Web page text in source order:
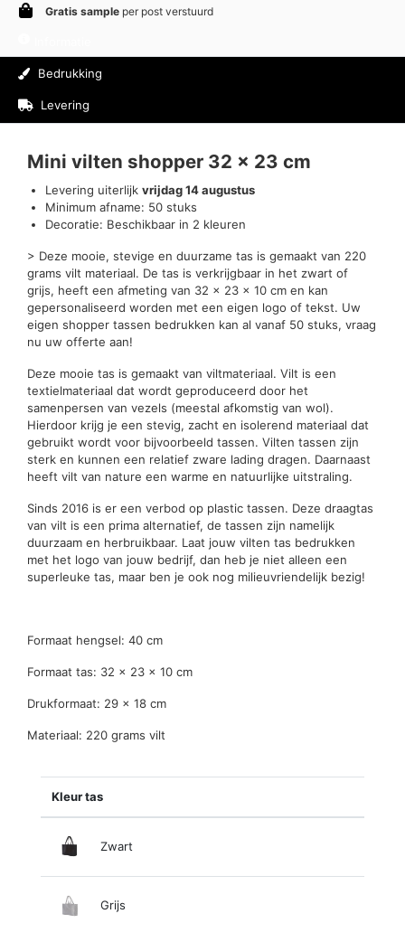
Gratis sample per post verstuurd
Bedrukking
Levering
Mini vilten shopper 32 x 23 cm
Levering uiterlijk vrijdag 14 augustus
Minimum afname: 50 stuks
Decoratie: Beschikbaar in 2 kleuren
> Deze mooie, stevige en duurzame tas is gemaakt van 220
grams vilt materiaal. De tas is verkrijgbaar in het zwart of
grijs, heeft een afmeting van 32 x 23 x 10 cm en kan
gepersonaliseerd worden met een eigen logo of tekst. Uw
eigen shopper tassen bedrukken kan al vanaf 50 stuks, vraag
nu uw offerte aan!
Deze mooie tas is gemaakt van viltmateriaal. Vilt is een
textielmateriaal dat wordt geproduceerd door het
samenpersen van vezels (meestal afkomstig van wol).
Hierdoor krijg je een stevig, zacht en isolerend materiaal dat
gebruikt wordt voor bijvoorbeeld tassen. Vilten tassen zijn
sterk en kunnen een relatief zware lading dragen. Daarnaast
heeft vilt van nature een warme en natuurlijke uitstraling.
Sinds 2016 is er een verbod op plastic tassen. Deze draagtas
van vilt is een prima alternatief, de tassen zijn namelijk
duurzaam en herbruikbaar. Laat jouw vilten tas bedrukken
met het logo van jouw bedrijf, dan heb je niet alleen een
superleuke tas, maar ben je ook nog milieuvriendelijk bezig!
Formaat hengsel: 40 cm
Formaat tas: 32 x 23 x 10 cm
Drukformaat: 29 x 18 cm
Materiaal: 220 grams vilt
Kleur tas
Zwart
Grijs